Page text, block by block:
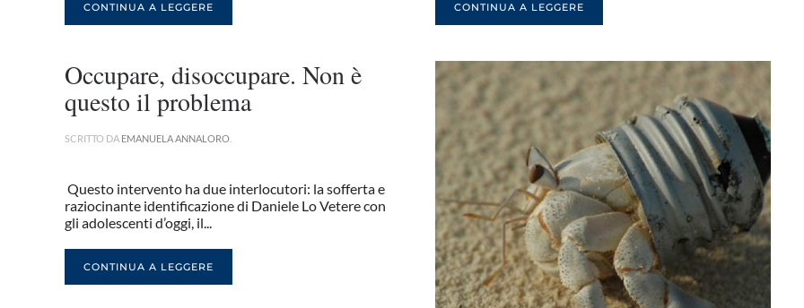
CONTINUA A LEGGERE CONTINUA A LEGGERE
Occupare, disoccupare. Non è
questo il problema
SCRITTO DA EMANUELA ANNALORO
Questo intervento ha due interlocutori: la sofferta e
raziocinante identificazione di Daniele Lo Vetere con
gli adolescenti d’oggi, il...
CONTINUA A LEGGERE